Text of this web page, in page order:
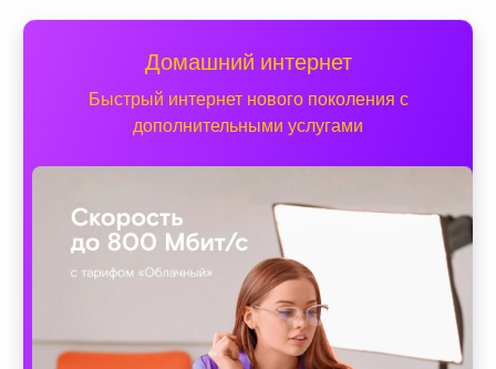
Домашний интернет
Быстрый интернет нового поколения с
дополнительными услугами